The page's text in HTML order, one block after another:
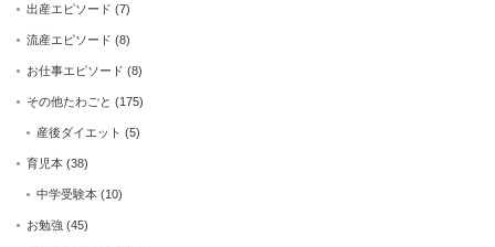
出産エピソード (7)
流産エピソード (8)
お仕事エピソード (8)
その他たわごと (175)
産後ダイエット (5)
育児本 (38)
中学受験本 (10)
お勉強 (45)